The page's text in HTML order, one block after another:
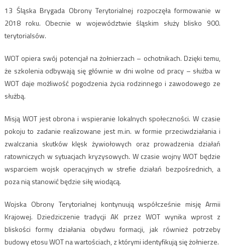
13 Śląska Brygada Obrony Terytorialnej rozpoczęła formowanie w
2018 roku. Obecnie w województwie śląskim służy blisko 900.
terytorialsów.
WOT opiera swój potencjał na żołnierzach – ochotnikach. Dzięki temu,
że szkolenia odbywają się głównie w dni wolne od pracy – służba w
WOT daje możliwość pogodzenia życia rodzinnego i zawodowego ze
służbą.
Misją WOT jest obrona i wspieranie lokalnych społeczności. W czasie
pokoju to zadanie realizowane jest m.in. w formie przeciwdziałania i
zwalczania skutków klęsk żywiołowych oraz prowadzenia działań
ratowniczych w sytuacjach kryzysowych. W czasie wojny WOT będzie
wsparciem wojsk operacyjnych w strefie działań bezpośrednich, a
poza nią stanowić będzie siłę wiodącą.
Wojska Obrony Terytorialnej kontynuują współcześnie misję Armii
Krajowej. Dziedziczenie tradycji AK przez WOT wynika wprost z
bliskości formy działania obydwu formacji, jak również potrzeby
budowy etosu WOT na wartościach, z którymi identyfikują się żołnierze.